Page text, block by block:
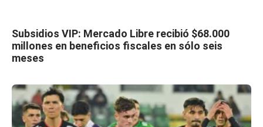
Subsidios VIP: Mercado Libre recibió $68.000
millones en beneficios fiscales en sólo seis
meses